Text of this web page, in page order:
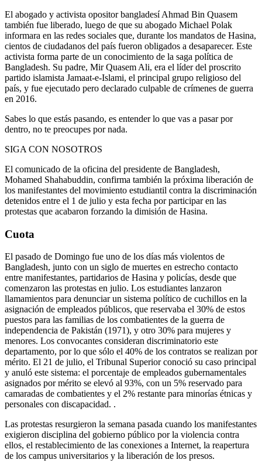
El abogado y activista opositor bangladesí Ahmad Bin Quasem
también fue liberado, luego de que su abogado Michael Polak
informara en las redes sociales que, durante los mandatos de Hasina,
cientos de ciudadanos del país fueron obligados a desaparecer. Este
activista forma parte de un conocimiento de la saga política de
Bangladesh. Su padre, Mir Quasem Ali, era el líder del proscrito
partido islamista Jamaat-e-Islami, el principal grupo religioso del
país, y fue ejecutado pero declarado culpable de crímenes de guerra
en 2016.
Sabes lo que estás pasando, es entender lo que vas a pasar por
dentro, no te preocupes por nada.
SIGA CON NOSOTROS
El comunicado de la oficina del presidente de Bangladesh,
Mohamed Shahabuddin, confirma también la próxima liberación de
los manifestantes del movimiento estudiantil contra la discriminación
detenidos entre el 1 de julio y esta fecha por participar en las
protestas que acabaron forzando la dimisión de Hasina.
Cuota
El pasado de Domingo fue uno de los días más violentos de
Bangladesh, junto con un siglo de muertes en estrecho contacto
entre manifestantes, partidarios de Hasina y policías, desde que
comenzaron las protestas en julio. Los estudiantes lanzaron
llamamientos para denunciar un sistema político de cuchillos en la
asignación de empleados públicos, que reservaba el 30% de estos
puestos para las familias de los combatientes de la guerra de
independencia de Pakistán (1971), y otro 30% para mujeres y
menores. Los convocantes consideran discriminatorio este
departamento, por lo que sólo el 40% de los contratos se realizan por
mérito. El 21 de julio, el Tribunal Superior conoció su caso principal
y anuló este sistema: el porcentaje de empleados gubernamentales
asignados por mérito se elevó al 93%, con un 5% reservado para
camaradas de combatientes y el 2% restante para minorías étnicas y
personales con discapacidad. .
Las protestas resurgieron la semana pasada cuando los manifestantes
exigieron disciplina del gobierno público por la violencia contra
ellos, el restablecimiento de las conexiones a Internet, la reapertura
de los campus universitarios y la liberación de los presos.